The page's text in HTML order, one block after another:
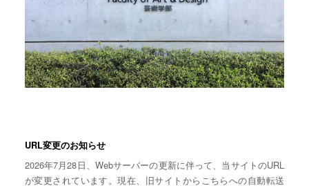
URL変更のお知らせ
2026年7月28日、Webサーバーの更新に伴って、当サイトのURL
が変更されています。現在、旧サイトからこちらへの自動転送